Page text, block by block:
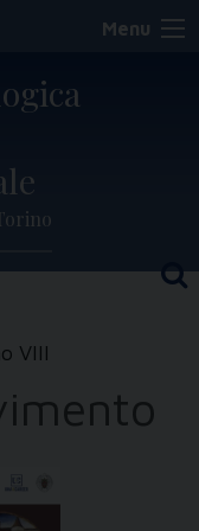
Menu
VIII